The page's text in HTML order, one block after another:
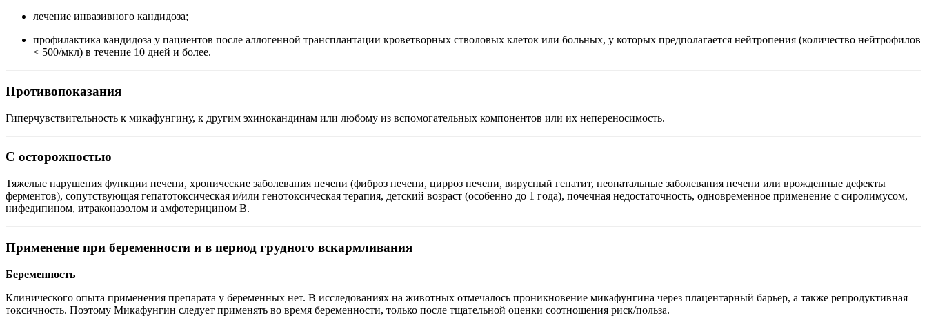
лечение инвазивного кандидоза;
профилактика кандидоза у пациентов после аллогенной трансплантации кроветворных стволовых клеток или больных, у которых предполагается нейтропения (количество нейтрофилов
< 500/мкл) в течение 10 дней и более.
Противопоказания
Гиперчувствительность к микафунгину, к другим эхинокандинам или любому из вспомогательных компонентов или их непереносимость.
С осторожностью
Тяжелые нарушения функции печени, хронические заболевания печени (фиброз печени, цирроз печени, вирусный гепатит, неонатальные заболевания печени или врожденные дефекты
ферментов), сопутствующая гепатотоксическая и/или генотоксическая терапия, детский возраст (особенно до 1 года), почечная недостаточность, одновременное применение с сиролимусом,
нифедипином, итраконазолом и амфотерицином В.
Применение при беременности и в период грудного вскармливания
Беременность
Клинического опыта применения препарата у беременных нет. В исследованиях на животных отмечалось проникновение микафунгина через плацентарный барьер, а также репродуктивная
токсичность. Поэтому Микафунгин следует применять во время беременности, только после тщательной оценки соотношения риск/польза.